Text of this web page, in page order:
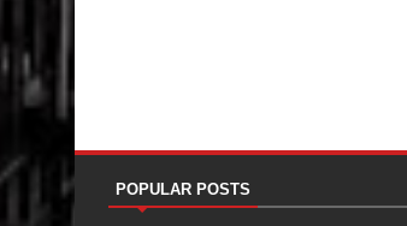
POPULAR POSTS